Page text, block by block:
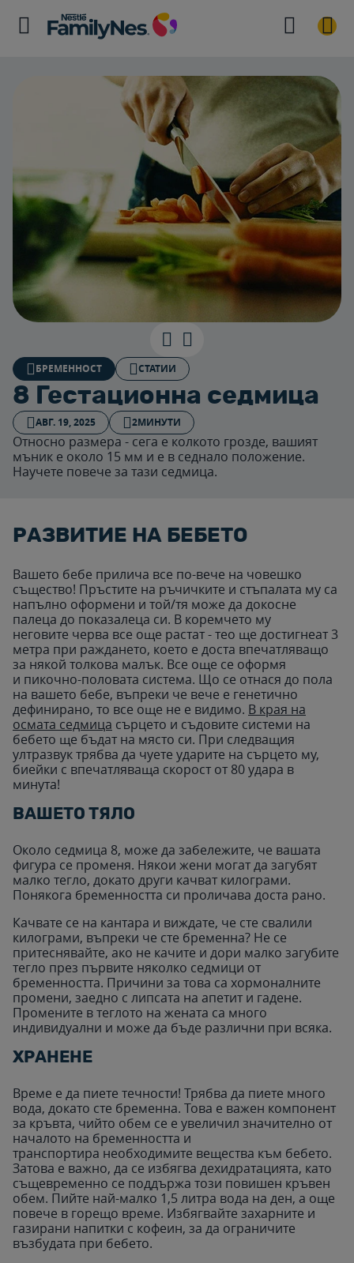
БРЕМЕННОСТ СТАТИИ
8 Гестационна седмица
АВГ. 19, 2025 2МИНУТИ
Относно размера - сега е колкото грозде, вашият
мъник е около 15 мм и е в седнало положение.
Научете повече за тази седмица.
РАЗВИТИЕ НА БЕБЕТО
Вашето бебе прилича все по-вече на човешко
същество! Пръстите на ръчичките и стъпалата му са
напълно оформени и той/тя може да докосне
палеца до показалеца си. В коремчето му
неговите черва все още растат - тео ще достигнеат 3
метра при раждането, което е доста впечатляващо
за някой толкова малък. Все още се оформя
и пикочно-половата система. Що се отнася до пола
на вашето бебе, въпреки че вече е генетично
дефинирано, то все още не е видимо. В края на
осмата седмица сърцето и съдовите системи на
бебето ще бъдат на място си. При следващия
ултразвук трябва да чуете ударите на сърцето му,
биейки с впечатляваща скорост от 80 удара в
минута!
ВАШЕТО ТЯЛО
Около седмица 8, може да забележите, че вашата
фигура се променя. Някои жени могат да загубят
малко тегло, докато други качват килограми.
Понякога бременността си проличава доста рано.
Качвате се на кантара и виждате, че сте свалили
килограми, въпреки че сте бременна? Не се
притеснявайте, ако не качите и дори малко загубите
тегло през първите няколко седмици от
бременността. Причини за това са хормоналните
промени, заедно с липсата на апетит и гадене.
Промените в теглото на жената са много
индивидуални и може да бъде различни при всяка.
ХРАНЕНЕ
Време е да пиете течности! Трябва да пиете много
вода, докато сте бременна. Това е важен компонент
за кръвта, чийто обем се е увеличил значително от
началото на бременността и
транспортира необходимите вещества към бебето.
Затова е важно, да се избягва дехидратацията, като
същевременно се поддържа този повишен кръвен
обем. Пийте най-малко 1,5 литра вода на ден, а още
повече в горещо време. Избягвайте захарните и
газирани напитки с кофеин, за да ограничите
възбудата при бебето.